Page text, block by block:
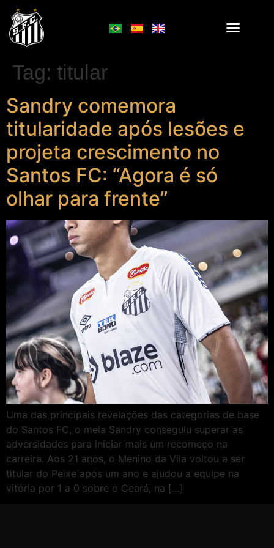
Tag: titular
Sandry comemora
titularidade após lesões e
projeta crescimento no
Santos FC: “Agora é só
olhar para frente”
Uma das principais revelações das categorias de base
do Santos FC, o meia Sandry conseguiu superar as
adversidades para iniciar mais um recomeço na
carreira. Aos 21 anos, o Menino da Vila voltou a ser
titular do Peixe após um ano e ajudou a equipe na
vitória por 1 a 0 sobre o Ceará, na […]